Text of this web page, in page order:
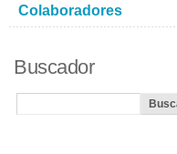
Colaboradores
Buscador